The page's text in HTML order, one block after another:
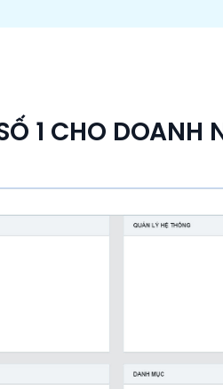
1 CHO DOANH